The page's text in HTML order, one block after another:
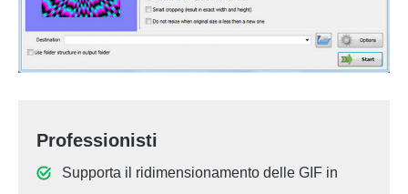
Professionisti
Supporta il ridimensionamento delle GIF in